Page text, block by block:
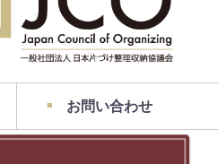
お問い合わせ